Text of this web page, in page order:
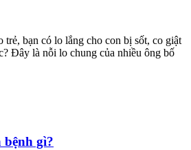
bạn có lo lắng cho con bị sốt, co giật
Đây là nỗi lo chung của nhiều ông bố
bệnh gì?